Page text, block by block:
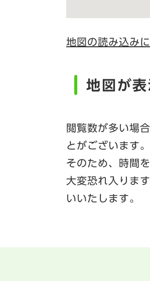
地図の読み込み
地図が
閲覧数が多い場
とがございます。
そのため、時間
大変恐れ入りま
いいたします。